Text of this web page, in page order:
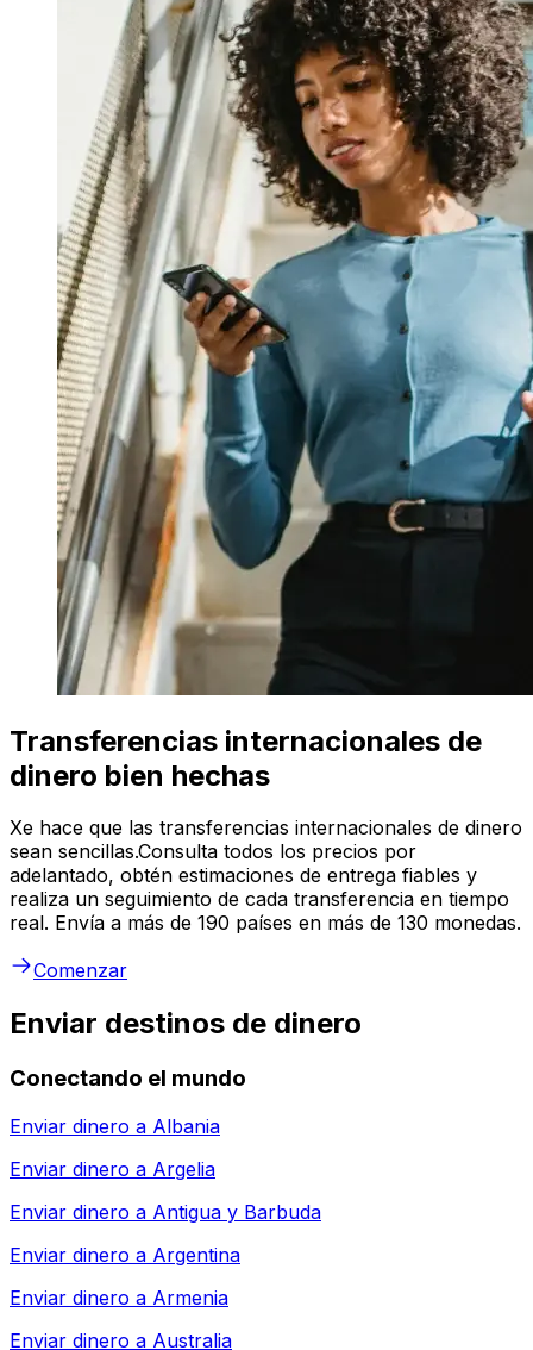
Transferencias internacionales de
dinero bien hechas
Xe hace que las transferencias internacionales de dinero
sean sencillas.Consulta todos los precios por
adelantado, obtén estimaciones de entrega fiables y
realiza un seguimiento de cada transferencia en tiempo
real. Envía a más de 190 países en más de 130 monedas.
Comenzar
Enviar destinos de dinero
Conectando el mundo
Enviar dinero a Albania
Enviar dinero a Argelia
Enviar dinero a Antigua y Barbuda
Enviar dinero a Argentina
Enviar dinero a Armenia
Enviar dinero a Australia